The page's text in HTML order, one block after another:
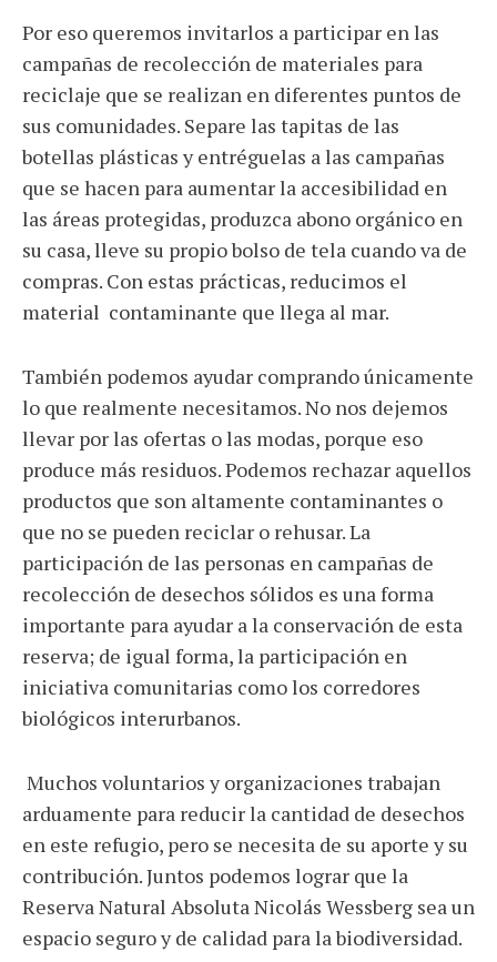
Por eso queremos invitarlos a participar en las
campañas de recolección de materiales para
reciclaje que se realizan en diferentes puntos de
sus comunidades. Separe las tapitas de las
botellas plásticas y entréguelas a las campañas
que se hacen para aumentar la accesibilidad en
las áreas protegidas, produzca abono orgánico en
su casa, lleve su propio bolso de tela cuando va de
compras. Con estas prácticas, reducimos el
material contaminante que llega al mar.
También podemos ayudar comprando únicamente
lo que realmente necesitamos. No nos dejemos
llevar por las ofertas o las modas, porque eso
produce más residuos. Podemos rechazar aquellos
productos que son altamente contaminantes o
que no se pueden reciclar o rehusar. La
participación de las personas en campañas de
recolección de desechos sólidos es una forma
importante para ayudar a la conservación de esta
reserva; de igual forma, la participación en
iniciativa comunitarias como los corredores
biológicos interurbanos.
Muchos voluntarios y organizaciones trabajan
arduamente para reducir la cantidad de desechos
en este refugio, pero se necesita de su aporte y su
contribución. Juntos podemos lograr que la
Reserva Natural Absoluta Nicolás Wessberg sea un
espacio seguro y de calidad para la biodiversidad.